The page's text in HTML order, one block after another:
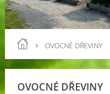
OVOCNÉ DŘEVINY
OVOCNÉ DŘEVINY